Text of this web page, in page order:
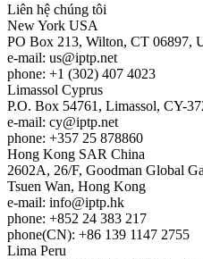
Liên hệ chúng tôi
New York USA
PO Box 213, Wilton, CT 06897,
e-mail: us
iptp.net
phone: +1 (302) 407 4023
Limassol Cyprus
P.O. Box 54761, Limassol, CY-
e-mail: cy
iptp.net
phone: +357 25 878860
Hong Kong SAR China
2602A, 26/F, Goodman Global
Tsuen Wan, Hong Kong
e-mail: info
iptp.hk
phone: +852 24 383 217
phone(CN): +86 139 1147 2755
Lima Peru